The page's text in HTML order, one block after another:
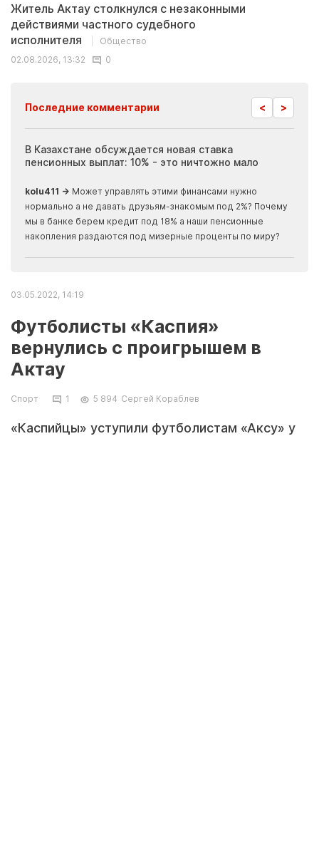
Житель Актау столкнулся с незаконными
действиями частного судебного
исполнителя
Общество
02.08.2026, 13:32
0
Последние комментарии < >
В Казахстане обсуждается новая ставка
пенсионных выплат: 10% - это ничтожно мало
kolu411 → Может управлять этими финансами нужно
нормально а не давать друзьям-знакомым под 2%? Почему
мы в банке берем кредит под 18% а наши пенсионные
накопления раздаются под мизерные проценты по миру?
03.05.2022, 14:19
Футболисты «Каспия»
вернулись с проигрышем в
Актау
Спорт 1 5 894 Сергей Кораблев
«Каспийцы» уступили футболистам «Аксу» у